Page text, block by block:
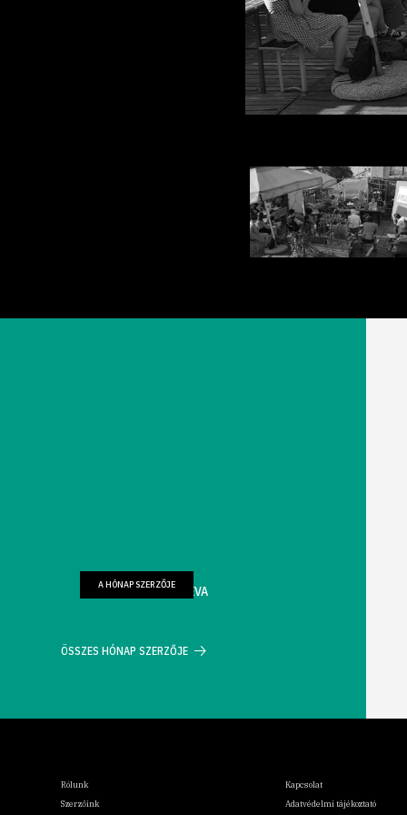
FARKAS WELLMANN ÉVA
A HÓNAP SZERZŐJE
ÖSSZES HÓNAP SZERZŐJE
Rólunk
Szerzőink
Kapcsolat
Adatvédelmi tájékoztató